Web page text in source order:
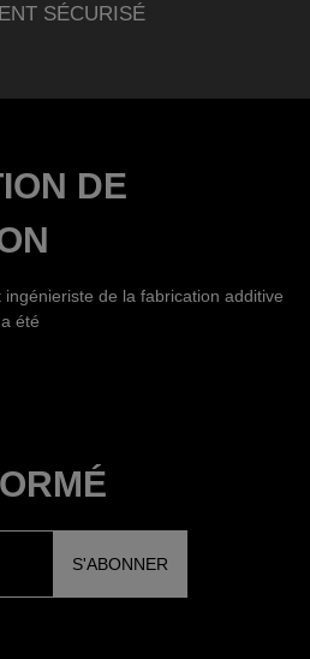
SÉCURISÉ
DE
ingénieriste de la fabrication additive
été